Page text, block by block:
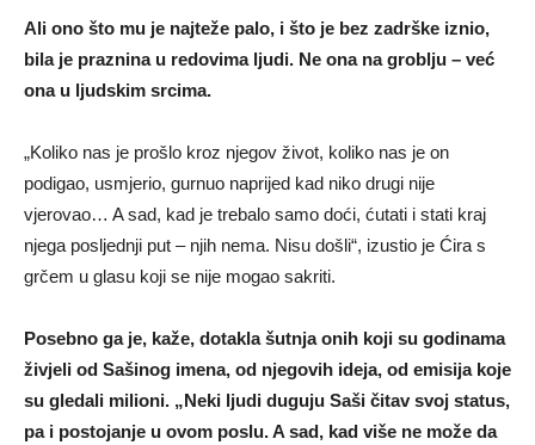
Ali ono što mu je najteže palo, i što je bez zadrške iznio,
bila je praznina u redovima ljudi. Ne ona na groblju – već
ona u ljudskim srcima.
„Koliko nas je prošlo kroz njegov život, koliko nas je on
podigao, usmjerio, gurnuo naprijed kad niko drugi nije
vjerovao… A sad, kad je trebalo samo doći, ćutati i stati kraj
njega posljednji put – njih nema. Nisu došli“, izustio je Ćira s
grčem u glasu koji se nije mogao sakriti.
Posebno ga je, kaže, dotakla šutnja onih koji su godinama
živjeli od Sašinog imena, od njegovih ideja, od emisija koje
su gledali milioni. „Neki ljudi duguju Saši čitav svoj status,
pa i postojanje u ovom poslu. A sad, kad više ne može da